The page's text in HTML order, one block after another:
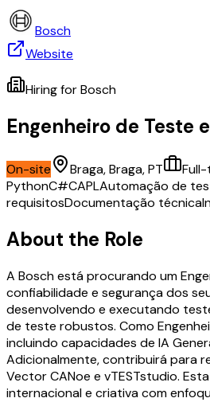
Bosch
Website
Hiring forBosch
Engenheiro de Teste
On-site Braga, Braga, PT
PythonC#CAPLAutomação de
requisitosDocumentação técnica
About the Role
A Bosch está procurando um
confiabilidade e segurança dos
desenvolvendo e executando
de teste robustos. Como
incluindo capacidades de IA
Adicionalmente, contribuirá para
Vector CANoe e vTESTstudio.
internacional e criativa com